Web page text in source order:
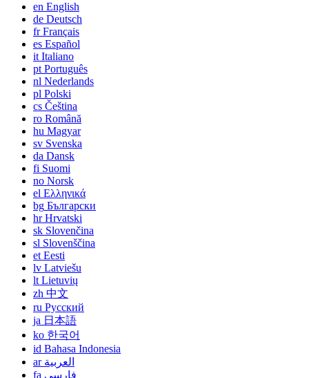
en English
de Deutsch
frFrançais
es Español
it Italiano
pt Português
nl Nederlands
pl Polski
cs Čeština
ro Română
hu Magyar
sv Svenska
da Dansk
fi Suomi
no Norsk
el Ελληνικά
bg Български
hrHrvatski
sk Slovenčina
sl Slovenščina
et Eesti
lv Latviešu
lt Lietuvių
zh 中文
ru Русский
ja 日本語
ko 한국어
id Bahasa Indonesia
ar العربية
fa فارسی